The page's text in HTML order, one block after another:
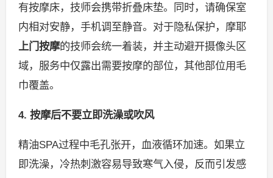
有按摩床，技师会携带折叠床垫。同时，请确保室
内相对安静，手机调至静音。对于隐私保护，摩耶
上门按摩的技师会统一着装，并主动避开摄像头区
域，服务中仅露出需要按摩的部位，其他部位用毛
巾覆盖。
4. 按摩后不要立即洗澡或吹风
精油SPA过程中毛孔张开，血液循环加速。如果立
即洗澡，冷热刺激容易导致寒气入侵，反而引发感